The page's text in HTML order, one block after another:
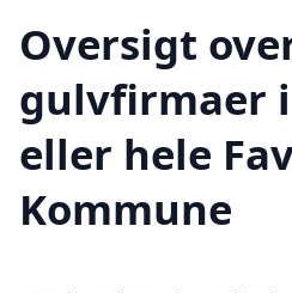
Oversigt
gulvfirmaer
eller hele
Kommune